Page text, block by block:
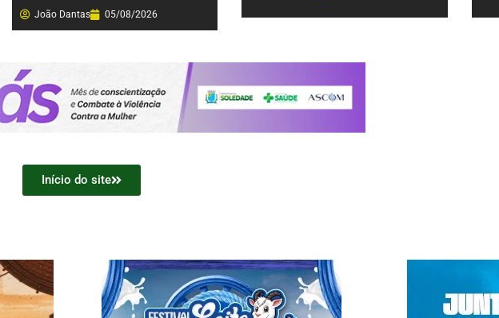
João Dantas 05/08/2026
Início do site